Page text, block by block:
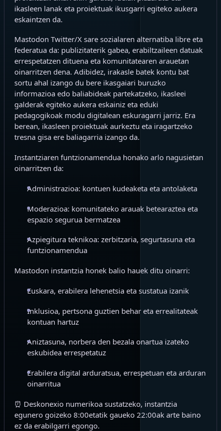
ikasleen lanak eta proiektuak ikusgarri egiteko aukera
eskaintzen da.
Mastodon Twitter/X sare sozialaren alternatiba libre eta
federatua da: publizitaterik gabea, erabiltzaileen datuak
errespetatzen dituena eta komunitatearen arauetan
oinarritzen dena. Adibidez, irakasle batek kontu bat
sortu ahal izango du bere ikasgaiari buruzko
informazioa edo baliabideak partekatzeko, ikasleei
galderak egiteko aukera eskainiz eta eduki
pedagogikoak modu digitalean eskuragarri jarriz. Era
berean, ikasleen proiektuak aurkeztu eta iragartzeko
tresna gisa ere baliagarria izango da.
Instantziaren funtzionamendua honako arlo nagusietan
oinarritzen da:
Administrazioa: kontuen kudeaketa eta antolaketa
Moderazioa: komunitateko arauak betearaztea eta
espazio segurua bermatzea
Azpiegitura teknikoa: zerbitzaria, segurtasuna eta
funtzionamendua
Mastodon instantzia honek balio hauek ditu oinarri:
Euskara, erabilera lehenetsia eta sustatua izanik
Inklusioa, pertsona guztien behar eta errealitateak
kontuan hartuz
Aniztasuna, norbera den bezala onartua izateko
eskubidea errespetatuz
Erabilera digital arduratsua, errespetuan eta arduran
oinarritua
⏰ Deskonexio numerikoa sustatzeko, instantzia
egunero goizeko 8:00etatik gaueko 22:00ak arte baino
ez da erabilgarri egongo.